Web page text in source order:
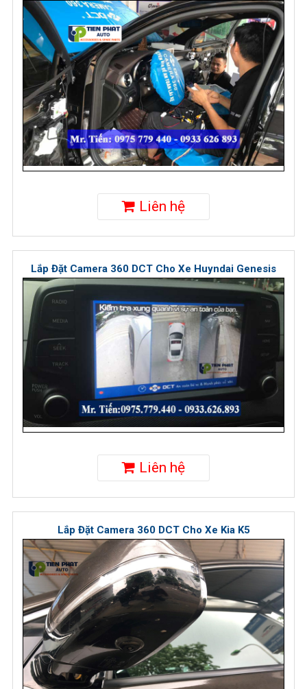
Liên hệ
Lắp Đặt Camera 360 DCT Cho Xe Huyndai Genesis
Liên hệ
Lắp Đặt Camera 360 DCT Cho Xe Kia K5